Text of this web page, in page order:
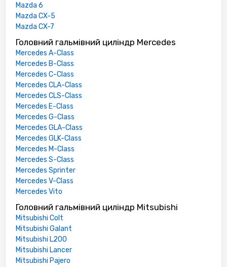
Mazda 6
Mazda CX-5
Mazda CX-7
Головний гальмівний циліндр Mercedes
Mercedes A-Class
Mercedes B-Class
Mercedes C-Class
Mercedes CLA-Class
Mercedes CLS-Class
Mercedes E-Class
Mercedes G-Class
Mercedes GLA-Class
Mercedes GLK-Class
Mercedes M-Class
Mercedes S-Class
Mercedes Sprinter
Mercedes V-Class
Mercedes Vito
Головний гальмівний циліндр Mitsubishi
Mitsubishi Colt
Mitsubishi Galant
Mitsubishi L200
Mitsubishi Lancer
Mitsubishi Pajero